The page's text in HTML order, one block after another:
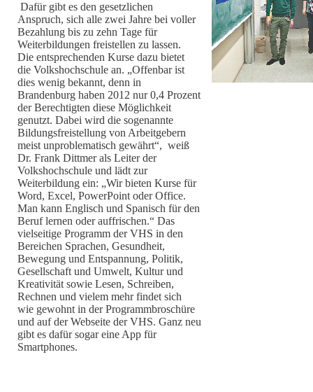
Dafür gibt es den gesetzlichen
Anspruch, sich alle zwei Jahre bei voller
Bezahlung bis zu zehn Tage für
Weiterbildungen freistellen zu lassen.
Die entsprechenden Kurse dazu bietet
die Volkshochschule an. „Offenbar ist
dies wenig bekannt, denn in
Brandenburg haben 2012 nur 0,4 Prozent
der Berechtigten diese Möglichkeit
genutzt. Dabei wird die sogenannte
Bildungsfreistellung von Arbeitgebern
meist unproblematisch gewährt“, weiß
Dr. Frank Dittmer als Leiter der
Volkshochschule und lädt zur
Weiterbildung ein: „Wir bieten Kurse für
Word, Excel, PowerPoint oder Office.
Man kann Englisch und Spanisch für den
Beruf lernen oder auffrischen.“ Das
vielseitige Programm der VHS in den
Bereichen Sprachen, Gesundheit,
Bewegung und Entspannung, Politik,
Gesellschaft und Umwelt, Kultur und
Kreativität sowie Lesen, Schreiben,
Rechnen und vielem mehr findet sich
wie gewohnt in der Programmbroschüre
und auf der Webseite der VHS. Ganz neu
gibt es dafür sogar eine App für
Smartphones.